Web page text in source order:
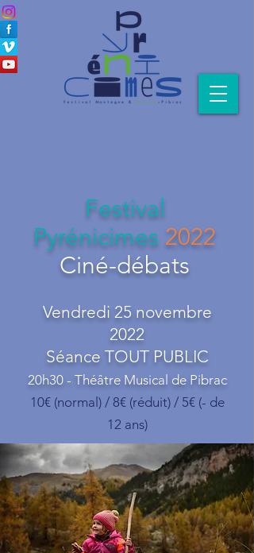
Festival
Pyrénicimes 2022
Ciné-débats
Vendredi 25 novembre
2022
Séance TOUT PUBLIC
20h30 - Théâtre Musical de Pibrac
10€ (normal) / 8€ (réduit) / 5€ (- de
12 ans)